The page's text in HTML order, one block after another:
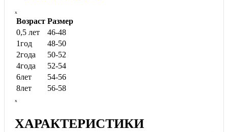
ₓ
Возраст Размер
0,5 лет
46-48
1год
48-50
2года
50-52
4года
52-54
6лет
54-56
8лет
56-58
ₓ
ХАРАКТЕРИСТИКИ